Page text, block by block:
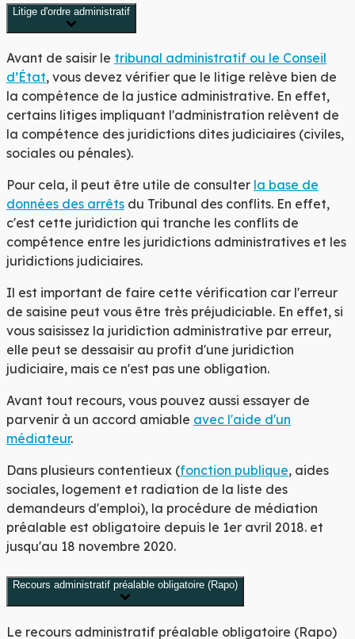
Litige d'ordre administratif
Avant de saisir le tribunal administratif ou le Conseil
d’État, vous devez vérifier que le litige relève bien de
la compétence de la justice administrative. En effet,
certains litiges impliquant l'administration relèvent de
la compétence des juridictions dites judiciaires (civiles,
sociales ou pénales).
Pour cela, il peut être utile de consulter la base de
données des arrêts du Tribunal des conflits. En effet,
c'est cette juridiction qui tranche les conflits de
compétence entre les juridictions administratives et les
juridictions judiciaires.
Il est important de faire cette vérification car l'erreur
de saisine peut vous être très préjudiciable. En effet, si
vous saisissez la juridiction administrative par erreur,
elle peut se dessaisir au profit d'une juridiction
judiciaire, mais ce n'est pas une obligation.
Avant tout recours, vous pouvez aussi essayer de
parvenir à un accord amiable avec l'aide d'un
médiateur.
Dans plusieurs contentieux (fonction publique, aides
sociales, logement et radiation de la liste des
demandeurs d'emploi), la procédure de médiation
préalable est obligatoire depuis le 1er avril 2018. et
jusqu'au 18 novembre 2020.
Recours administratif préalable obligatoire (Rapo)
Le recours administratif préalable obligatoire (Rapo)